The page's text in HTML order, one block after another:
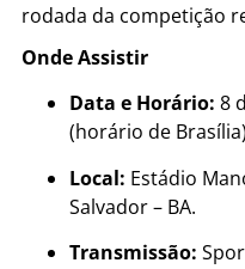
rodada da competição
Onde Assistir
Data e Horário: 8
(horário de
Local: Estádio
Salvador – BA.
Transmissão: